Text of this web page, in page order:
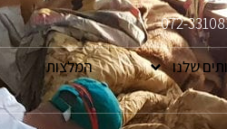
072-
שלנו המלצות